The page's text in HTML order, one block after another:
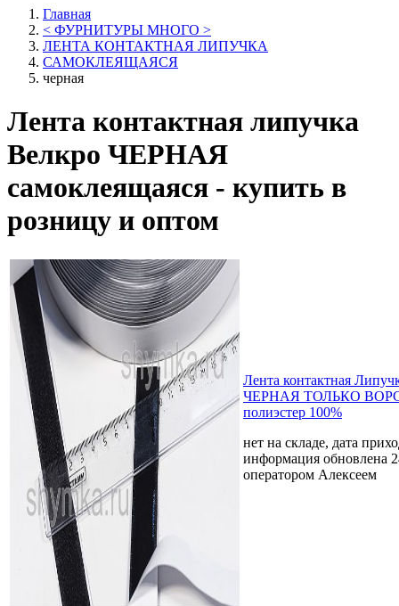
Главная
< ФУРНИТУРЫ МНОГО >
ЛЕНТА КОНТАКТНАЯ ЛИПУЧКА
САМОКЛЕЯЩАЯСЯ
черная
Лента контактная липучка
Велкро ЧЕРНАЯ
самоклеящаяся - купить в
розницу и оптом
Лента контактная
ЧЕРНАЯ ТОЛЬКО ВОРС
полиэстер 100%
нет на складе, дата
информация обновлена
оператором Алексеем